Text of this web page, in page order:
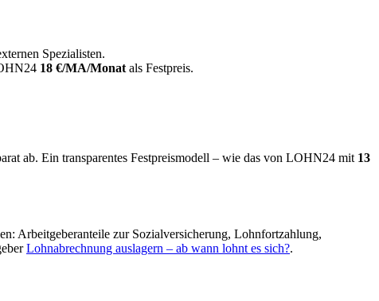
Spezialisten.
18 €/MA/Monat als Festpreis.
ab. Ein transparentes Festpreismodell – wie das von LOHN24 mit 13
Arbeitgeberanteile zur Sozialversicherung, Lohnfortzahlung,
Lohnabrechnung auslagern – ab wann lohnt es sich?.